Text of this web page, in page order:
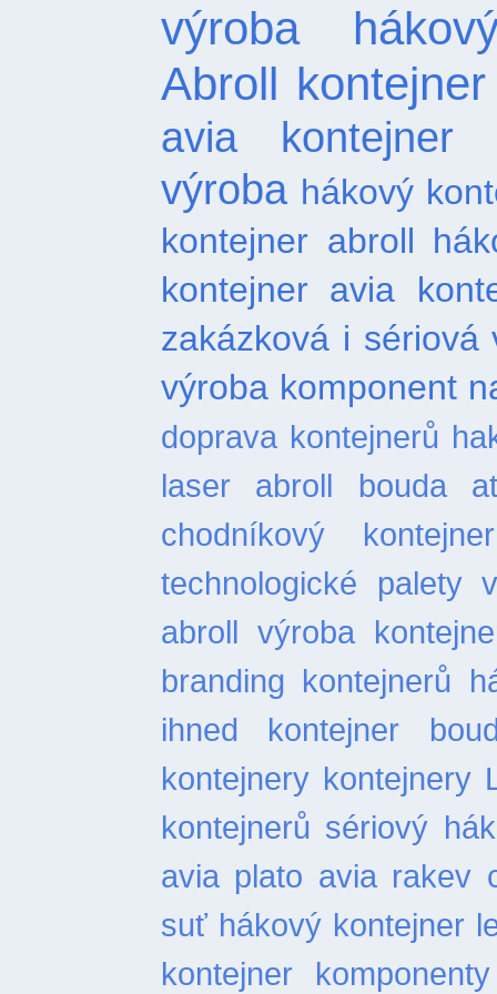
výroba
Abroll
avia kontejner
výroba hákový
kontejner abroll
kontejner avia
zakázková i sériová
výroba komponent
doprava kontejnerů
laser
abroll bouda
chodníkový
technologické palety
abroll výroba
branding kontejnerů
ihned
kontejner
kontejnery kontejnery
kontejnerů sériový
avia plato avia rakev
suť hákový kontejner
kontejner